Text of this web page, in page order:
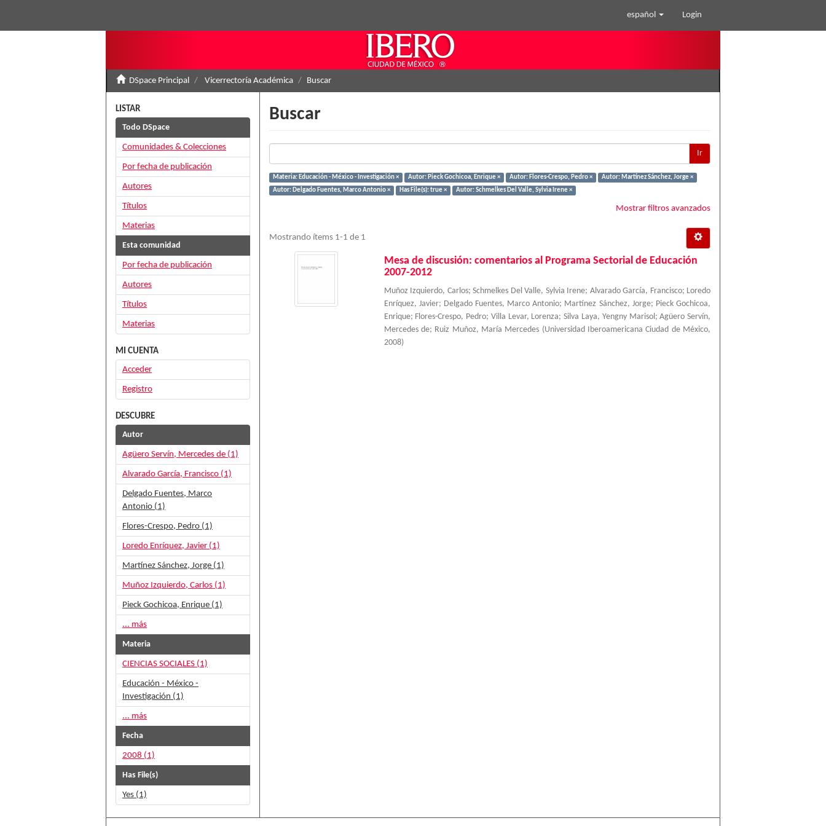
español Login
DSpace Principal Vicerrectoría Académica Buscar
Buscar
Ir
Materia: Educación - México - Investigación × Autor: Pieck Gochicoa, Enrique × Autor: Flores-Crespo, Pedro ×
Autor: Martínez Sánchez, Jorge ×
Autor: Delgado Fuentes, Marco Antonio ×
Has File(s): true × Autor: Schmelkes Del Valle, Sylvia Irene ×
Mostrar filtros avanzados
Mostrando ítems 1-1 de 1
Mesa de discusión: comentarios al Programa Sectorial de Educación
2007-2012
Muñoz Izquierdo, Carlos;Schmelkes Del Valle, Sylvia Irene; Alvarado García, Francisco; Loredo
Enríquez, Javier; Delgado Fuentes, Marco Antonio; Martínez Sánchez, Jorge; Pieck Gochicoa,
Enrique; Flores-Crespo, Pedro; Villa Levar, Lorenza;Silva Laya, Yengny Marisol ;Agüero Servín,
Mercedes de; Ruiz Muñoz, María Mercedes (Universidad Iberoamericana Ciudad de México,
2008)
LISTAR
Todo DSpace
Comunidades & Colecciones
Por fecha de publicación
Autores
Títulos
Materias
Esta comunidad
Por fecha de publicación
Autores
Títulos
Materias
MI CUENTA
Acceder
Registro
DESCUBRE
Autor
Agüero Servín, Mercedes de (1)
Alvarado García, Francisco (1)
Delgado Fuentes, Marco
Antonio (1)
Flores-Crespo, Pedro (1)
Loredo Enríquez, Javier (1)
Martínez Sánchez, Jorge (1)
Muñoz Izquierdo, Carlos (1)
Pieck Gochicoa, Enrique (1)
... más
Materia
CIENCIAS SOCIALES (1)
Educación - México -
Investigación (1)
... más
Fecha
2008 (1)
Has File(s)
Yes (1)